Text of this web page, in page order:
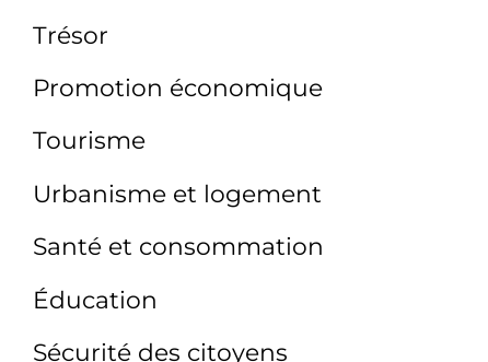
Trésor
Promotion économique
Tourisme
Urbanisme et logement
Santé et consommation
Éducation
Sécurité des citoyens